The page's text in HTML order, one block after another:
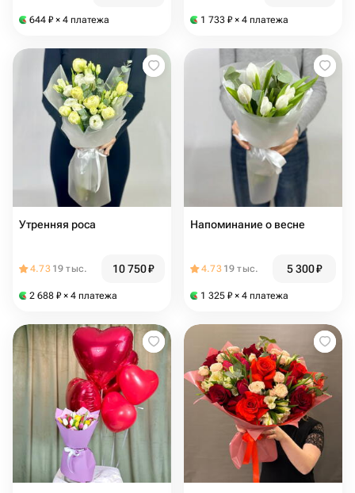
644 ₽ × 4 платежа 1 733 ₽ × 4 платежа
Утренняя роса
4.73 19 тыс. 10 750₽
2 688 ₽ × 4 платежа
Напоминание о весне
4.73 19 тыс. 5 300₽
1 325 ₽ × 4 платежа